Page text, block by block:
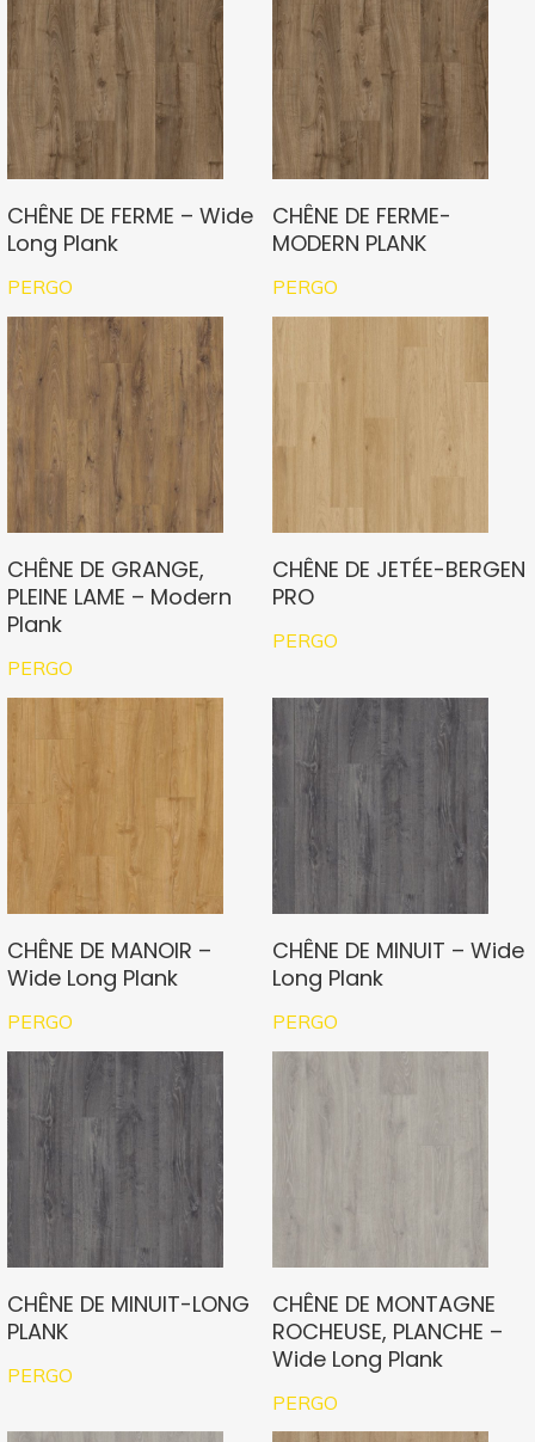
CHÊNE DE FERME – Wide
Long Plank
PERGO
CHÊNE DE FERME-
MODERN PLANK
PERGO
CHÊNE DE GRANGE,
PLEINE LAME – Modern
Plank
PERGO
CHÊNE DE JETÉE-BERGEN
PRO
PERGO
CHÊNE DE MANOIR –
Wide Long Plank
PERGO
CHÊNE DE MINUIT – Wide
Long Plank
PERGO
CHÊNE DE MINUIT-LONG
PLANK
PERGO
CHÊNE DE MONTAGNE
ROCHEUSE, PLANCHE –
Wide Long Plank
PERGO